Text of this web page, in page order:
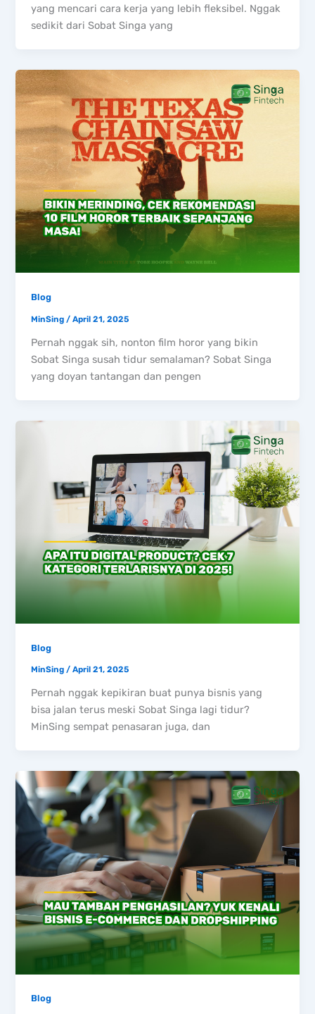
yang mencari cara kerja yang lebih fleksibel. Nggak
sedikit dari Sobat Singa yang
Blog
MinSing/April 21, 2025
Pernah nggak sih, nonton film horor yang bikin
Sobat Singa susah tidur semalaman? Sobat Singa
yang doyan tantangan dan pengen
Blog
MinSing/April 21, 2025
Pernah nggak kepikiran buat punya bisnis yang
bisa jalan terus meski Sobat Singa lagi tidur?
MinSing sempat penasaran juga, dan
Blog